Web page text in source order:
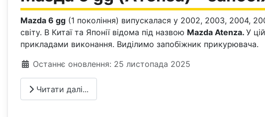
Mazda 6 gg (1 покоління) випускалася у 2002, 2003, 2004,
світу. В Китаї та Японії відома під назвою Mazda Atenza. У
прикладами виконання. Виділимо запобіжник прикурювача.
Деталі
Останнє оновлення: 25 листопада 2025
Читати далі...